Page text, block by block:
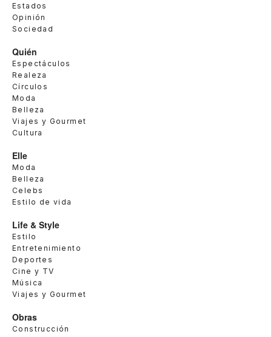
Estados
Opinión
Sociedad
Quién
Espectáculos
Realeza
Círculos
Moda
Belleza
Viajes y Gourmet
Cultura
Elle
Moda
Belleza
Celebs
Estilo de vida
Life & Style
Estilo
Entretenimiento
Deportes
Cine y TV
Música
Viajes y Gourmet
Obras
Construcción